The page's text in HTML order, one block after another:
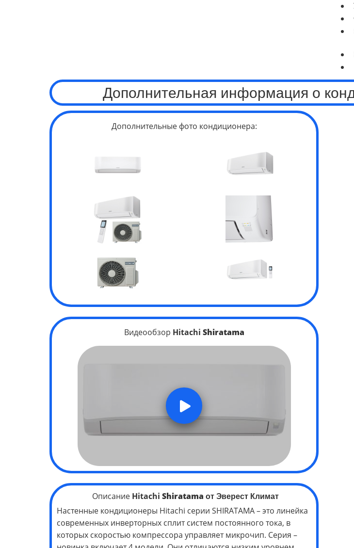
Дополнительная информация о
Дополнительные фото кондиционера:
Видеообзор Hitachi Shiratama
Описание Hitachi Shiratama от Эверест Климат
Настенные кондиционеры Hitachi серии SHIRATAMA – это линейка
современных инверторных сплит систем постоянного тока, в
которых скоростью компрессора управляет микрочип. Серия –